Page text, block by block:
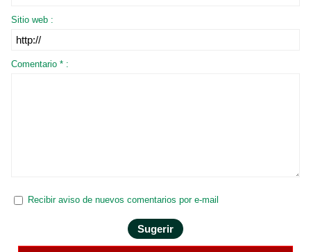
Sitio web :
Comentario * :
Recibir aviso de nuevos comentarios por e-mail